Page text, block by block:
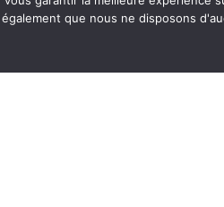
également que nous ne disposons